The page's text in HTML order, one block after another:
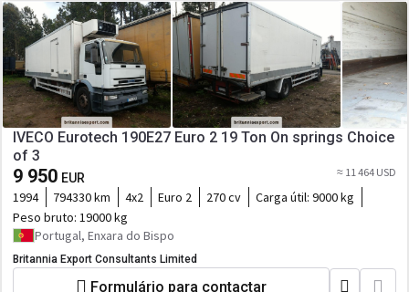
IVECO Eurotech 190E27 Euro 2 19 Ton On springs Choice
of 3
9 950 EUR ≈ 11 464 USD
1994 794330 km 4x2 Euro 2 270 cv Carga útil: 9000 kg
Peso bruto: 19000 kg
Portugal, Enxara do Bispo
Britannia Export Consultants Limited
Formulário para contactar